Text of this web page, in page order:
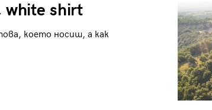
white shirt
което носиш, а как